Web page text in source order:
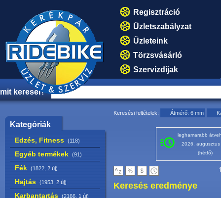
Regisztráció
Üzletszabályzat
Üzleteink
Törzsvásárló
Szervizdíjak
mit keresel?
Kategóriák
Edzés, Fitness (118)
Egyéb termékek (91)
Fék (1822, 2 új)
Hajtás (1953, 2 új)
Karbantartás (2166, 1 új)
Keresési feltételek: Átmérő: 6 mm
leghamarabb
2026. augusztus
(hétfő)
Keresés eredménye